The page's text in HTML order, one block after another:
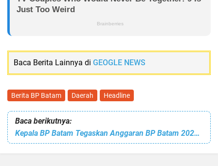
Baca Berita Lainnya di GEOGLE NEWS
Berita BP Batam Daerah Headline
Baca berikutnya:
Kepala BP Batam Tegaskan Anggaran BP Batam 2026 untuk Pembangunan Infrastruktur, Ekonomi dan Kesehatan